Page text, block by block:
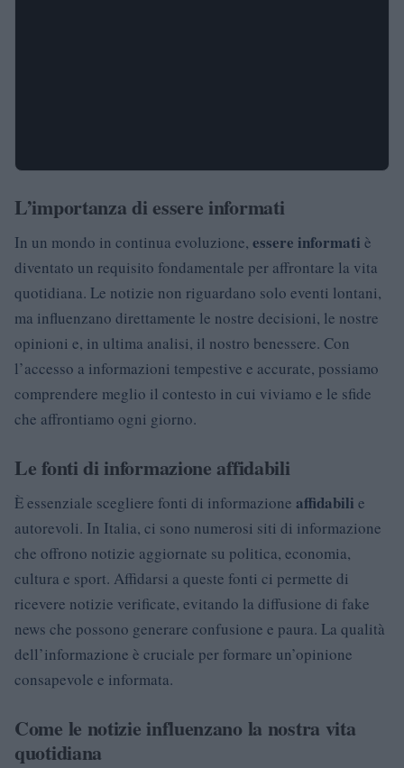
L’importanza di essere informati
In un mondo in continua evoluzione, essere informati è
diventato un requisito fondamentale per affrontare la vita
quotidiana. Le notizie non riguardano solo eventi lontani,
ma influenzano direttamente le nostre decisioni, le nostre
opinioni e, in ultima analisi, il nostro benessere. Con
l’accesso a informazioni tempestive e accurate, possiamo
comprendere meglio il contesto in cui viviamo e le sfide
che affrontiamo ogni giorno.
Le fonti di informazione affidabili
È essenziale scegliere fonti di informazione affidabili e
autorevoli. In Italia, ci sono numerosi siti di informazione
che offrono notizie aggiornate su politica, economia,
cultura e sport. Affidarsi a queste fonti ci permette di
ricevere notizie verificate, evitando la diffusione di fake
news che possono generare confusione e paura. La qualità
dell’informazione è cruciale per formare un’opinione
consapevole e informata.
Come le notizie influenzano la nostra vita
quotidiana